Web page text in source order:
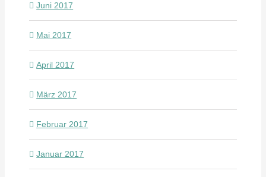
Juni 2017
Mai 2017
April 2017
März 2017
Februar 2017
Januar 2017